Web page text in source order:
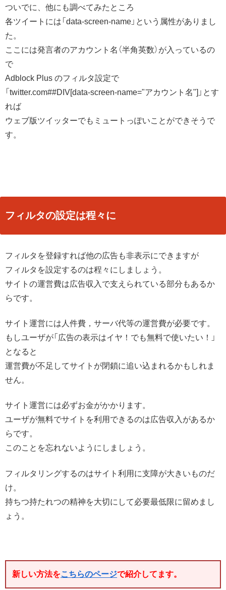
ついでに、他にも調べてみたところ
各ツイートには「data-screen-name」という属性がありまし
た。
ここには発言者のアカウント名（半角英数）が入っているの
で
Adblock Plus のフィルタ設定で
「twitter.com##DIV[data-screen-name="アカウント名"]」とす
れば
ウェブ版ツイッターでもミュートっぽいことができそうで
す。
フィルタの設定は程々に
フィルタを登録すれば他の広告も非表示にできますが
フィルタを設定するのは程々にしましょう。
サイトの運営費は広告収入で支えられている部分もあるか
らです。
サイト運営には人件費，サーバ代等の運営費が必要です。
もしユーザが「広告の表示はイヤ！でも無料で使いたい！」
となると
運営費が不足してサイトが閉鎖に追い込まれるかもしれま
せん。
サイト運営には必ずお金がかかります。
ユーザが無料でサイトを利用できるのは広告収入があるか
らです。
このことを忘れないようにしましょう。
フィルタリングするのはサイト利用に支障が大きいものだ
け。
持ちつ持たれつの精神を大切にして必要最低限に留めまし
ょう。
新しい方法をこちらのページで紹介してます。